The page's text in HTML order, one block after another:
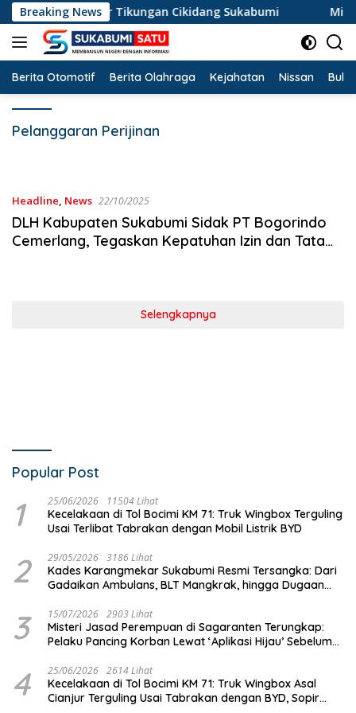
Langsung
ke
konten
Breaking Newsdi Jalur Tikungan Cikidang Sukabumi
Berita Otomotif Berita Olahraga Kejahatan Nissan
Pelanggaran Perijinan
Headline, News 22/10/2025
DLH Kabupaten Sukabumi Sidak PT Bogorindo
Cemerlang, Tegaskan Kepatuhan Izin dan Tata
Selengkapnya
Popular Post
1 25/06/2026 11504 Lihat
Kecelakaan di Tol Bocimi KM 71: Truk Wingbox Terguling
Usai Terlibat Tabrakan dengan Mobil Listrik BYD
2 29/05/2026 3186 Lihat
Kades Karangmekar Sukabumi Resmi Tersangka: Dari
Gadaikan Ambulans, BLT Mangkrak, hingga Dugaan
3 15/07/2026 2903 Lihat
Misteri Jasad Perempuan di Sagaranten Terungkap:
Pelaku Pancing Korban Lewat ‘Aplikasi Hijau’ Sebelum
4 25/06/2026 2614 Lihat
Kecelakaan di Tol Bocimi KM 71: Truk Wingbox Asal
Cianjur Terguling Usai Tabrakan dengan BYD, Sopir